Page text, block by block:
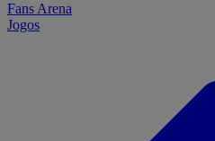
Fans Arena
Jogos